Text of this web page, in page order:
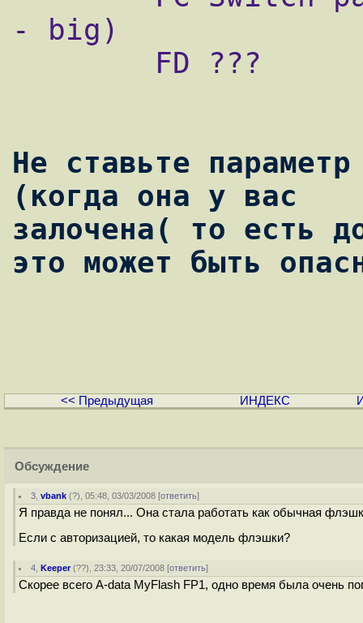
- big)
Не ставьте
(когда она у вас
залочена( то есть
это может быть
<< Предыдущая ИНДЕКС
Обсуждение
3 ,vbank (?), 05:48, 03/03/2008 [ответить]
Я правда не понял... Она стала работать как обычная
Если с авторизацией, то какая модель флэшки?
4 ,Keeper(??), 23:33, 20/07/2008 [ответить]
Скорее всего A-data MyFlash FP1, одно время была очень